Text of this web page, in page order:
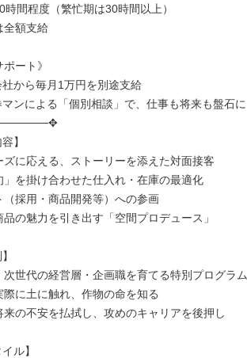
間程度（繁忙期は30時間以上）
額支給
ート》
から毎月1万円を別途支給
ンによる「個別相談」で、仕事も将来も盤石に
】
ズに応える、ストーリーを添えた対面接客
」を掛け合わせた仕入れ・在庫の最適化
（採用・商品開発等）への参画
品の魅力を引き出す「空間プロデュース」
次世代の経営層・企画職を育てる特別プログラム
際に土に触れ、作物の命を知る
来の不安を払拭し、攻めのキャリアを後押し
ル】